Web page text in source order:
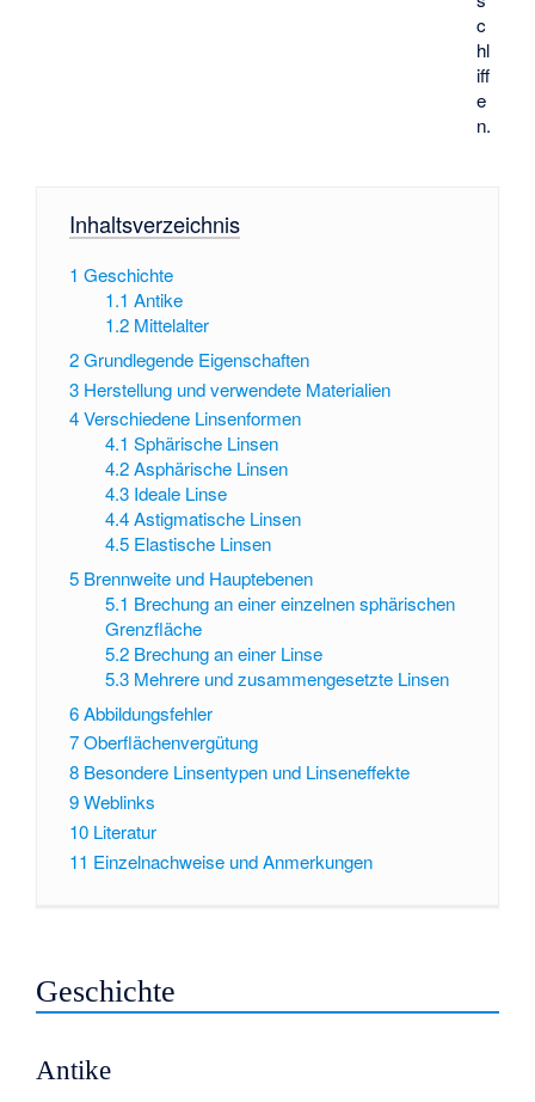
c
hl
iff
e
n.
Inhaltsverzeichnis
1 Geschichte
1.1 Antike
1.2 Mittelalter
2Grundlegende Eigenschaften
3 Herstellung und verwendete Materialien
4Verschiedene Linsenformen
4.1 Sphärische Linsen
4.2 Asphärische Linsen
4.3 Ideale Linse
4.4 Astigmatische Linsen
4.5 Elastische Linsen
5 Brennweite und Hauptebenen
5.1 Brechung an einer einzelnen sphärischen
Grenzfläche
5.2 Brechung an einer Linse
5.3 Mehrere und zusammengesetzte Linsen
6Abbildungsfehler
7Oberflächenvergütung
8 Besondere Linsentypen und Linseneffekte
9Weblinks
10 Literatur
11 Einzelnachweise und Anmerkungen
Geschichte
Antike